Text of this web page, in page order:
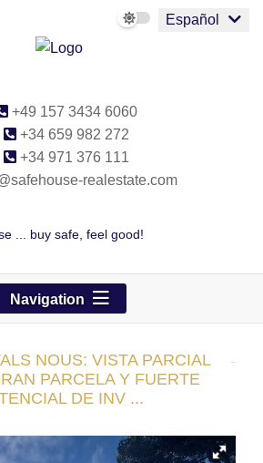
Español
+49 157 3434 6060
+34 659 982 272
+34 971 376 111
realestate.com
... buy safe, feel good!
Navigation
NOUS: VISTA PARCIAL
PARCELA Y FUERTE
DE INV ...